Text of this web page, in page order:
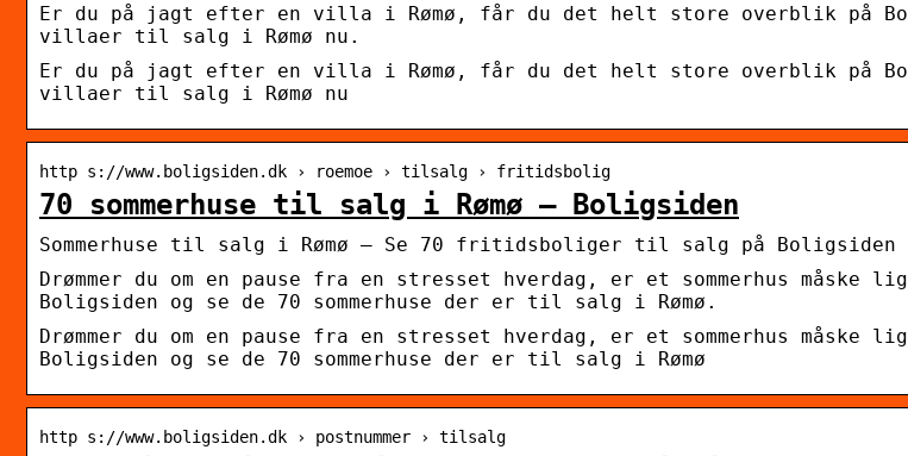
Er du på jagt efter en villa i Rømø, får du det helt store overblik på
villaer til salg i Rømø nu.
Er du på jagt efter en villa i Rømø, får du det helt store overblik på
villaer til salg i Rømø nu
http s://www.boligsiden.dk › roemoe › tilsalg › fritidsbolig
70 sommerhuse til salg i Rømø – Boligsiden
Sommerhuse til salg i Rømø – Se 70 fritidsboliger til salg på Boligsiden
Drømmer du om en pause fra en stresset hverdag, er et sommerhus måske
Boligsiden og se de 70 sommerhuse der er til salg i Rømø.
Drømmer du om en pause fra en stresset hverdag, er et sommerhus måske
Boligsiden og se de 70 sommerhuse der er til salg i Rømø
http s://www.boligsiden.dk › postnummer › tilsalg